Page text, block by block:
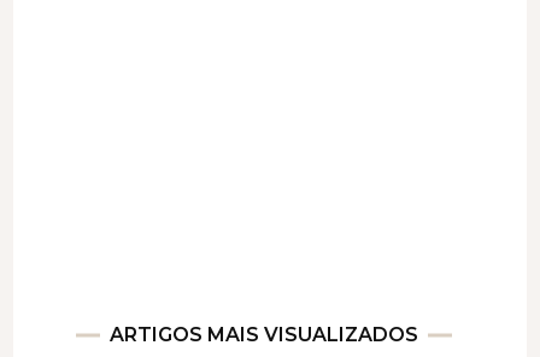
ARTIGOS MAIS VISUALIZADOS